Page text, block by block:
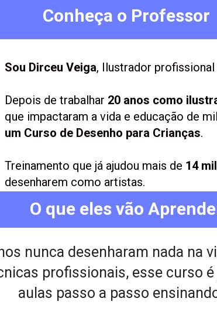
Conheça o Professor
Sou Dirceu Veiga, Ilustrador
Depois de trabalhar 20 anos como
que impactaram a vida e educação de
um Curso de Desenho para Crianças.
Treinamento que já ajudou mais de 14
desenharem como artistas.
O que eles vão
nunca desenharam nada na
profissionais, esse curso é
aulas passo a passo